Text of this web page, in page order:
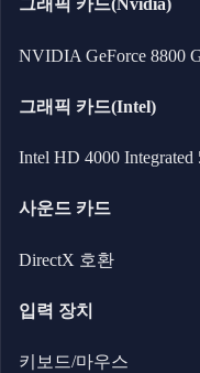
그래픽 카드(Nvidia)
NVIDIA GeForce 8800
그래픽 카드(Intel)
Intel HD 4000
사운드 카드
DirectX 호환
입력 장치
키보드/마우스